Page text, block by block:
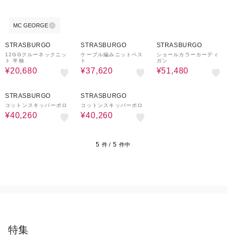
MC GEORGE
STRASBURGO
12GGクルーネックニッ
ト 半袖
¥20,680
STRASBURGO
ケーブル編みニットベス
ト
¥37,620
STRASBURGO
ショールカラーカーディ
ガン
¥51,480
STRASBURGO
コットンスキッパーポロ
¥40,260
STRASBURGO
コットンスキッパーポロ
¥40,260
5 件 / 5 件中
特集